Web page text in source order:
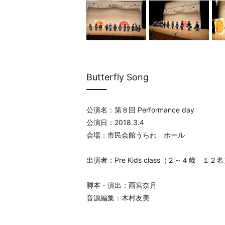
Butterfly Song
公演名：第８回 Performance day
公演日：2018.3.4
会場：市民会館うらわ ホール
出演者：Pre Kids class（２～４歳 １２名
脚本・演出：雨宮奈月
音源編集：木村友美